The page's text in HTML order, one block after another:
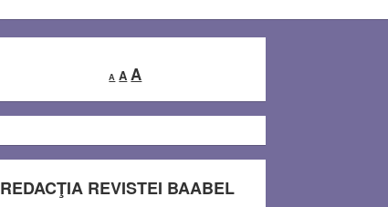
A
Decrease
font
A Reset
AIncrease
font
REDACŢIA REVISTEI BAABEL